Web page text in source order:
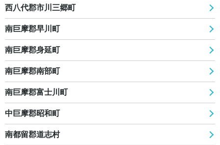
西八代郡市川三郷町
南巨摩郡早川町
南巨摩郡身延町
南巨摩郡南部町
南巨摩郡富士川町
中巨摩郡昭和町
南都留郡道志村